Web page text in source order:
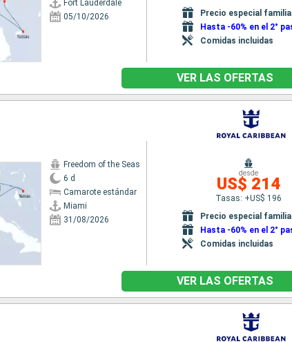
Fort Lauderdale
05/10/2026
Precio especial
Hasta -60% en el 2°
Comidas incluidas
VER LAS OFERTAS
Freedom of the Seas
6 d
Camarote estándar
Miami
31/08/2026
desde
US$ 214
Tasas: +US$ 196
Precio especial
Hasta -60% en el 2°
Comidas incluidas
VER LAS OFERTAS